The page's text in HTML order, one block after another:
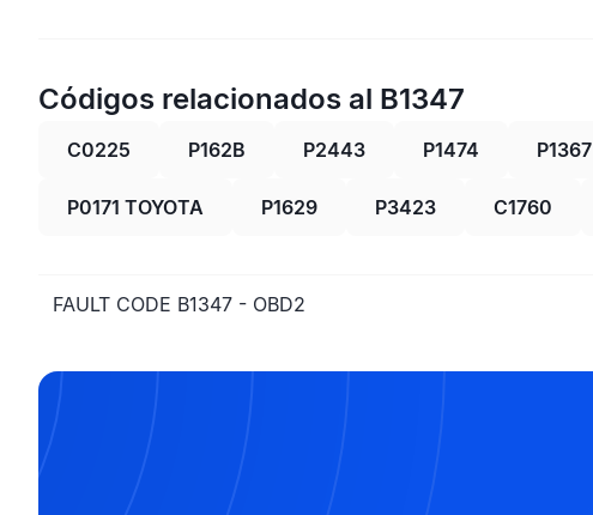
Códigos relacionados al B1347
C0225 P162B P2443 P1474 P1367
P0171 TOYOTA P1629 P3423 C1760
FAULT CODE B1347 - OBD2